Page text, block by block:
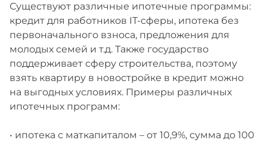
Существуют различные ипотечные программы:
кредит для работников IT-сферы, ипотека без
первоначального взноса, предложения для
молодых семей и т.д. Также государство
поддерживает сферу строительства, поэтому
взять квартиру в новостройке в кредит можно
на выгодных условиях. Примеры различных
ипотечных программ:
• ипотека с маткапиталом – от 10,9%, сумма до 100